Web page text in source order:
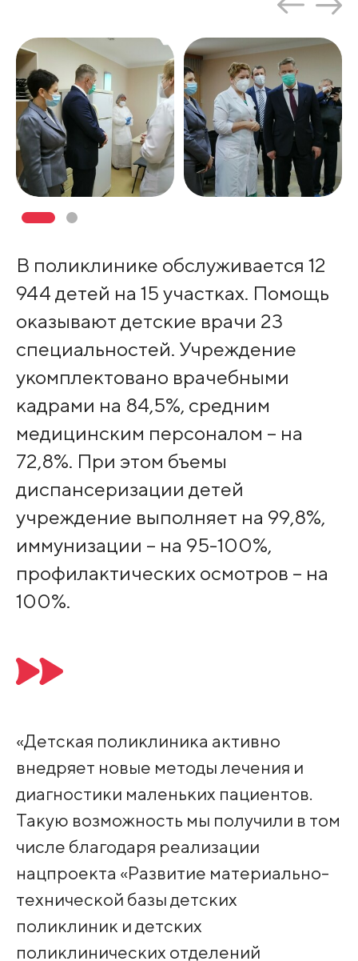
В поликлинике обслуживается 12
944 детей на 15 участках. Помощь
оказывают детские врачи 23
специальностей. Учреждение
укомплектовано врачебными
кадрами на 84,5%, средним
медицинским персоналом – на
72,8%. При этом бъемы
диспансеризации детей
учреждение выполняет на 99,8%,
иммунизации – на 95-100%,
профилактических осмотров – на
100%.
«Детская поликлиника активно
внедряет новые методы лечения и
диагностики маленьких пациентов.
Такую возможность мы получили в том
числе благодаря реализации
нацпроекта «Развитие материально-
технической базы детских
поликлиник и детских
поликлинических отделений